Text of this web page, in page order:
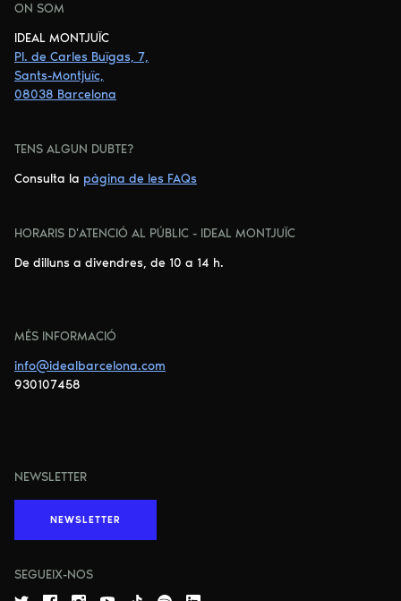
ON SOM
IDEAL MONTJUÏC
Pl. de Carles Buïgas, 7,
Sants-Montjuïc,
08038 Barcelona
TENS ALGUN DUBTE?
Consulta la pàgina de les FAQs
HORARIS D'ATENCIÓ AL PÚBLIC - IDEAL MONTJUÏC
De dilluns a divendres, de 10 a 14 h.
MÉS INFORMACIÓ
info@idealbarcelona.com
930107458
NEWSLETTER
NEWSLETTER
SEGUEIX-NOS